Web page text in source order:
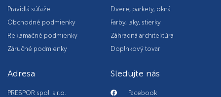
Pravidlá súťaže
Obchodné podmienky
Reklamačné podmienky
Záručné podmienky
Dvere, parkety, okná
Farby, laky, stierky
Záhradná architektúra
Doplnkový tovar
Adresa
PRESPOR spol. s r.o.
Sledujte nás
Facebook